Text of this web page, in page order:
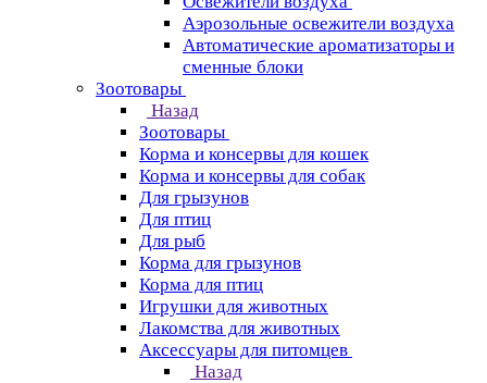
Аэрозольные освежители воздуха
Автоматические ароматизаторы и
сменные блоки
Зоотовары
Назад
Зоотовары
Корма и консервы для кошек
Корма и консервы для собак
Для грызунов
Для птиц
Для рыб
Корма для грызунов
Корма для птиц
Игрушки для животных
Лакомства для животных
Аксессуары для питомцев
Назад